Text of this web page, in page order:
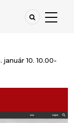
10. 10.00-